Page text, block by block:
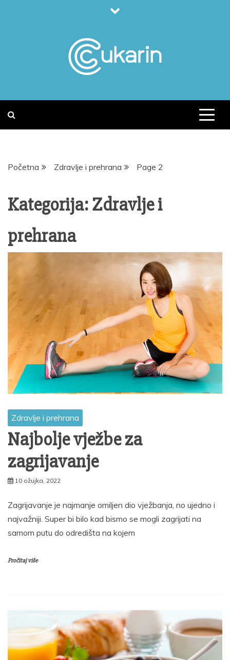
Početna Zdravlje i prehrana Page 2
Kategorija:Zdravlje i
prehrana
Zdravlje i prehrana
Najbolje vježbe za
zagrijavanje
10 ožujka, 2022
Zagrijavanje je najmanje omiljen dio vježbanja, no ujedno i
najvažniji. Super bi bilo kad bismo se mogli zagrijati na
samom putu do odredišta na kojem
Pročitaj više